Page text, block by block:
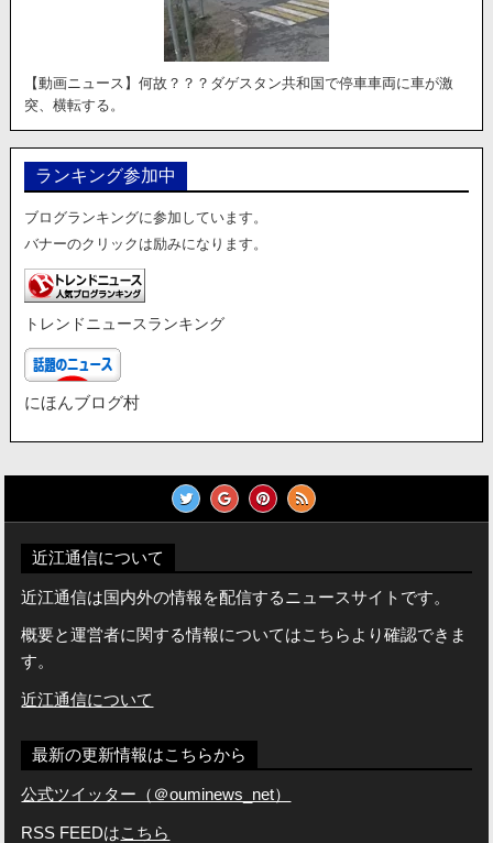
【動画ニュース】何故？？？ダゲスタン共和国で停車車両に車が激
突、横転する。
ランキング参加中
ブログランキングに参加しています。
バナーのクリックは励みになります。
トレンドニュースランキング
にほんブログ村
近江通信について
近江通信は国内外の情報を配信するニュースサイトです。
概要と運営者に関する情報についてはこちらより確認できま
す。
近江通信について
最新の更新情報はこちらから
公式ツイッター（＠ouminews_net）
RSS FEEDはこちら